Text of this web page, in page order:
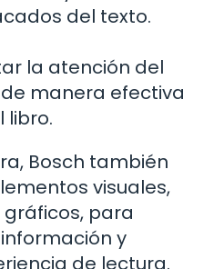
del texto.
la atención del
manera efectiva
libro.
Bosch también
visuales,
para
y
de lectura.